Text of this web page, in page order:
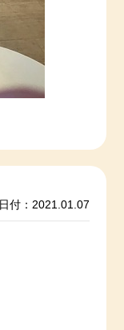
日付：2021.01.07